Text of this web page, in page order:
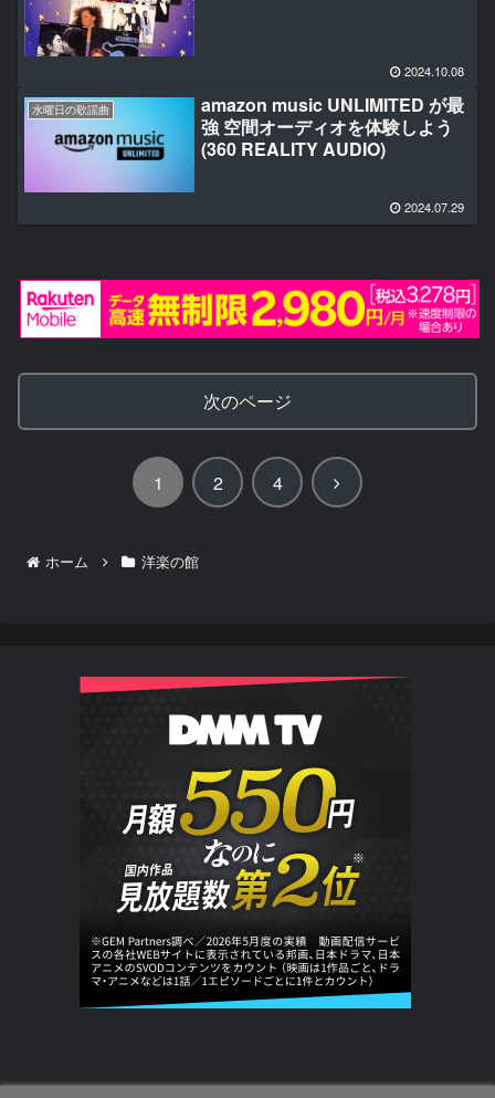
2024.10.08
水曜日の歌謡曲
amazon music UNLIMITED が最
強 空間オーディオを体験しよう
(360 REALITY AUDIO)
2024.07.29
次のページ
1 2 4
次
ホーム 洋楽の館